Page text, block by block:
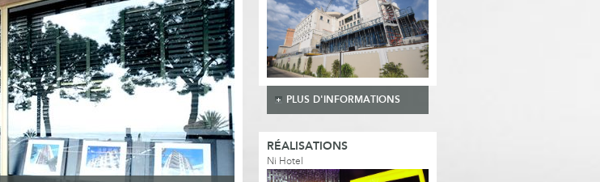
PLUS D'INFORMATIONS
RÉALISATIONS
Ni Hotel